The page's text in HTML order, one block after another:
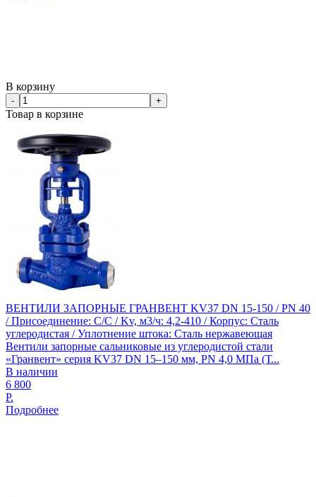
В корзину
- +
Товар в корзине
ВЕНТИЛИ ЗАПОРНЫЕ ГРАНВЕНТ KV37 DN 15-150 / PN 40
/ Присоединение: С/С / Kv, м3/ч: 4,2-410 / Корпус: Сталь
углеродистая / Уплотнение штока: Сталь нержавеющая
Вентили запорные сальниковые из углеродистой стали
«Гранвент» серия KV37 DN 15–150 мм, PN 4,0 МПа (Т...
В наличии
6 800
Р.
Подробнее